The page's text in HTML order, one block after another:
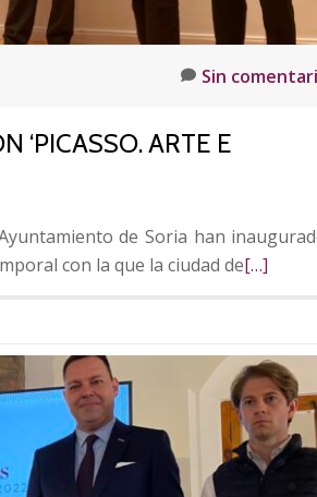
Sin
‘PICASSO. ARTE E
de Soria han
con la que la ciudad deLeer
inaugura
la
‘Picasso.
[…]